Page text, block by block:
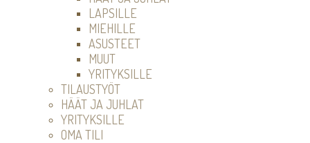
LAPSILLE
MIEHILLE
ASUSTEET
MUUT
YRITYKSILLE
TILAUSTYÖT
HÄÄT JA JUHLAT
YRITYKSILLE
OMA TILI